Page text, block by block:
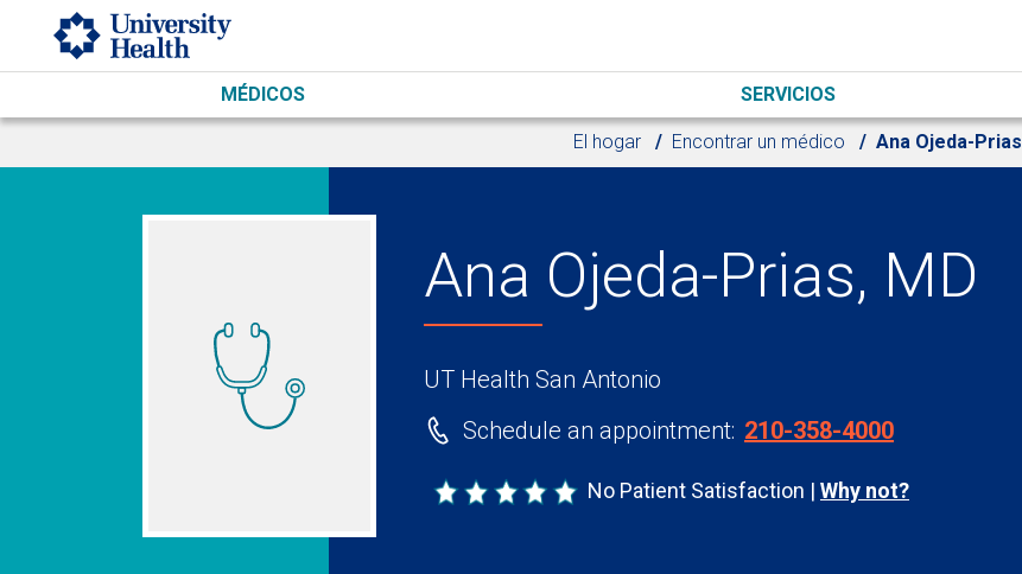
Skip to main content
MÉDICOS SERVICIOS
El hogar Encontrar un médico Ana Ojeda-Prias
Ana Ojeda-Prias, MD
UT Health San Antonio
Schedule an appointment: 210-358-4000
No Patient Satisfaction Why not?